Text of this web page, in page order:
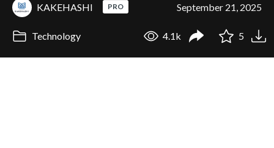
KAKEHASHI PRO September 21, 2025
Technology 4.1k 5